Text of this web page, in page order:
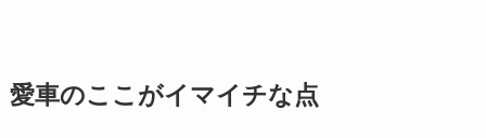
愛車のここがイマイチな点